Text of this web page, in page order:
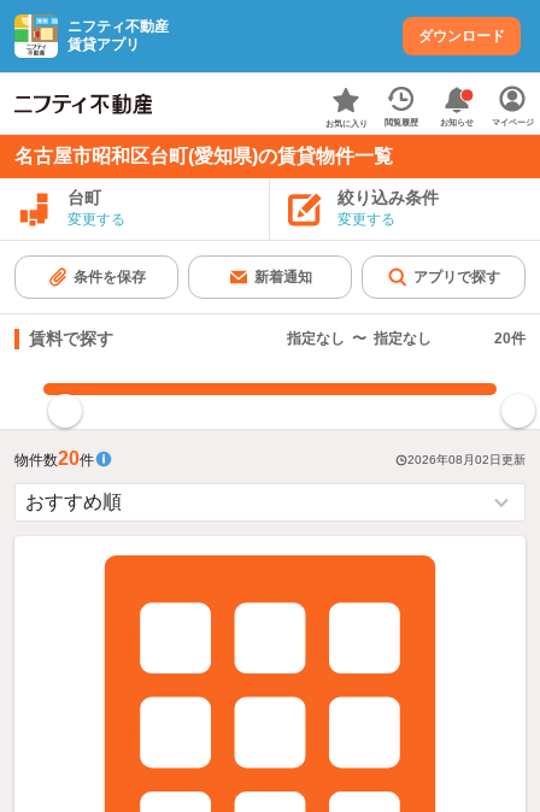
ニフティ不動産
賃貸アプリ
ダウンロード
お気に入り 閲覧履歴 お知らせ マイページ
名古屋市昭和区台町(愛知県)の賃貸物件一覧
台町
変更する
絞り込み条件
変更する
条件を保存 新着通知 アプリで探す
賃料で探す 指定なし 〜 指定なし 20件
物件数20件 2026年08月02日更新